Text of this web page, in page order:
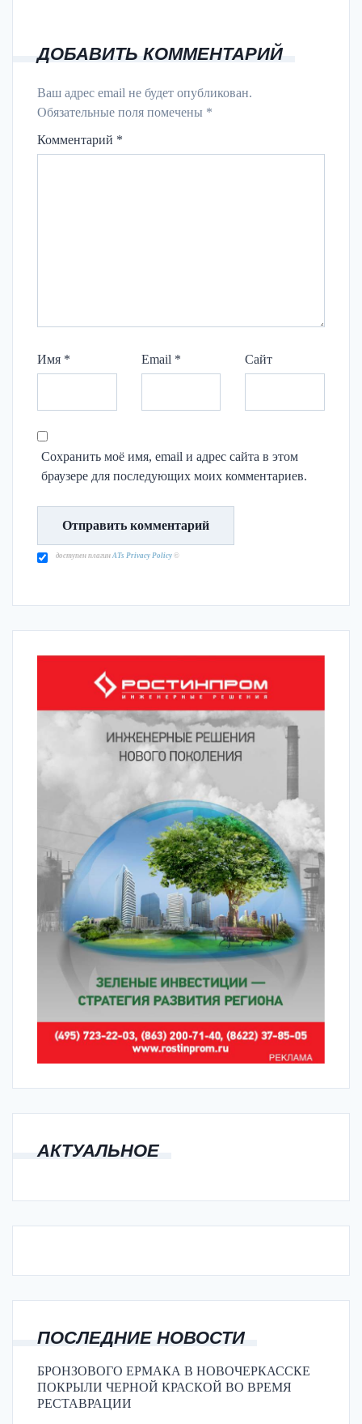
АКТУАЛЬНОЕ
ПОСЛЕДНИЕ НОВОСТИ
БРОНЗОВОГО ЕРМАКА В НОВОЧЕРКАССКЕ
ПОКРЫЛИ ЧЕРНОЙ КРАСКОЙ ВО ВРЕМЯ
РЕСТАВРАЦИИ
ДОБАВИТЬ КОММЕНТАРИЙ
Ваш адрес email не будет опубликован.
Обязательные поля помечены *
Комментарий *
Имя * Email * Сайт
Сохранить моё имя, email и адрес сайта в этом
браузере для последующих моих комментариев.
доступен плагин ATs Privacy Policy ©